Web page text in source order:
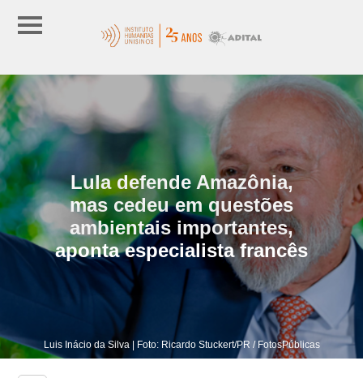
Lula defende Amazônia,
mas cedeu em questões
ambientais importantes,
aponta especialista francês
Luis Inácio da Silva | Foto: Ricardo Stuckert/PR / FotosPúblicas